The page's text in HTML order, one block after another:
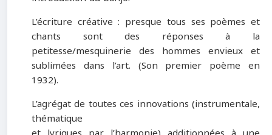
L’écriture créative : presque tous ses poèmes et
chants sont des réponses à la
petitesse/mesquinerie des hommes envieux et
sublimées dans l’art. (Son premier poème en
1932).
L’agrégat de toutes ces innovations (instrumentale,
thématique